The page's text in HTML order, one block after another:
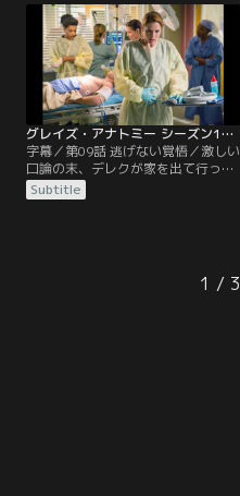
の娘サラに治療についての説明を始
めようとしていた。しかし、サラは
いきなり担当医を別の医師に代えて
欲しいと言い出す。実はサラとアメ
リアは、依存症を克服するための集
会で顔を合わせた過去が…。
グレイズ・アナトミー シーズン11 第09話／字幕
字幕／第09話 逃げない覚悟／激しい
口論の末、デレクが家を出て行って
しまった翌日。車ごと川に転落した
母子が病院に運び込まれ、メレディ
であるメレディスは自殺説に疑問を
感じ始める。一方、お腹の子が骨形
Subtitle
1